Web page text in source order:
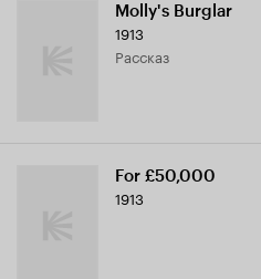
Molly's Burglar
1913
рассказ
For £50,000
1913